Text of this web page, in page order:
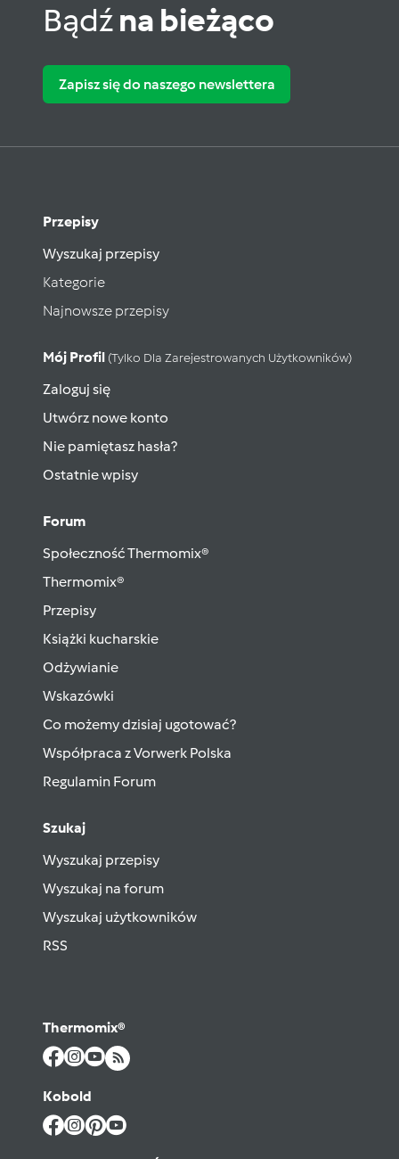
Bądźna bieżąco
Zapisz się do naszego newslettera
Przepisy
Wyszukaj przepisy
Kategorie
Najnowsze przepisy
Mój Profil (tylko Dla Zarejestrowanych Użytkowników)
Zaloguj się
Utwórz nowe konto
Nie pamiętasz hasła?
Ostatnie wpisy
Forum
Społeczność Thermomix®
Thermomix®
Przepisy
Książki kucharskie
Odżywianie
Wskazówki
Co możemy dzisiaj ugotować?
Współpraca z Vorwerk Polska
Regulamin Forum
Szukaj
Wyszukaj przepisy
Wyszukaj na forum
Wyszukaj użytkowników
RSS
Thermomix®
Kobold